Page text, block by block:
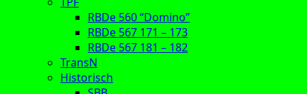
RBDe 560 “Domino”
RBDe 567 171 – 173
RBDe 567 181 – 182
TransN
Historisch